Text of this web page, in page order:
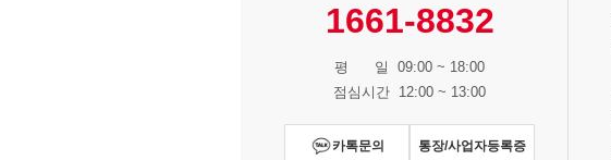
1661-8832
평 일 09:00 ~ 18:00
점심시간 12:00 ~ 13:00
카톡문의 통장/사업자등록증